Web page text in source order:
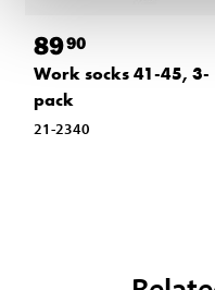
8990
Work socks 41-45, 3-
pack
21-2340